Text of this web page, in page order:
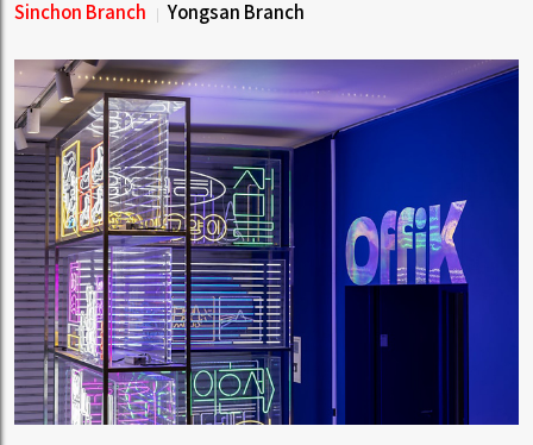
Sinchon Branch Yongsan Branch